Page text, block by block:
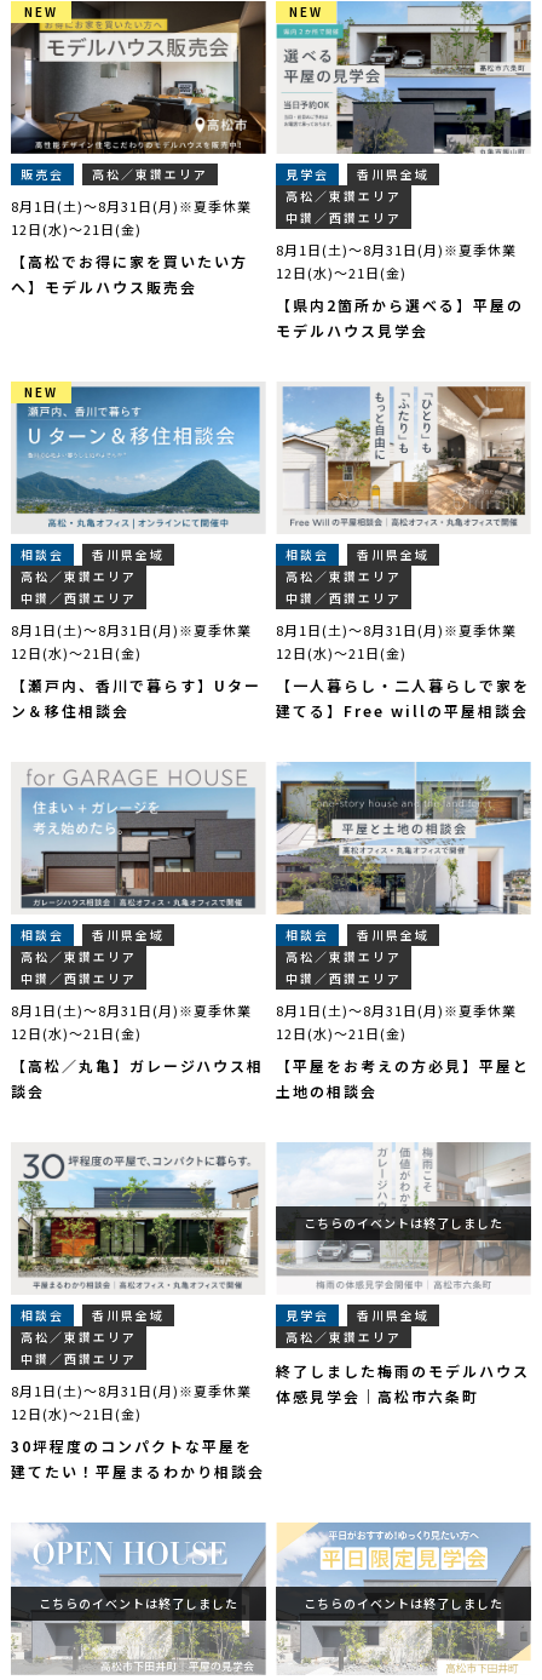
NEW
NEW
販売会 高松／東讃エリア
8月1日(土)～8月31日(月)※夏季休業
12日(水)～21日(金)
【高松でお得に家を買いたい方
へ】モデルハウス販売会
NEW
NEW
見学会
香川県全域
高松／東讃エリア
中讃／西讃エリア
8月1日(土)～8月31日(月)※夏季休業
12日(水)～21日(金)
【県内2箇所から選べる】平屋の
モデルハウス見学会
NEW
NEW
相談会
香川県全域
高松／東讃エリア
中讃／西讃エリア
8月1日(土)～8月31日(月)※夏季休業
12日(水)～21日(金)
【瀬戸内、香川で暮らす】Uター
ン＆移住相談会
相談会
香川県全域
高松／東讃エリア
中讃／西讃エリア
8月1日(土)～8月31日(月)※夏季休業
12日(水)～21日(金)
【一人暮らし・二人暮らしで家を
建てる】Free willの平屋相談会
相談会
香川県全域
高松／東讃エリア
中讃／西讃エリア
8月1日(土)～8月31日(月)※夏季休業
12日(水)～21日(金)
【高松／丸亀】ガレージハウス相
談会
相談会
香川県全域
高松／東讃エリア
中讃／西讃エリア
8月1日(土)～8月31日(月)※夏季休業
12日(水)～21日(金)
【平屋をお考えの方必見】平屋と
土地の相談会
相談会
香川県全域
高松／東讃エリア
中讃／西讃エリア
8月1日(土)～8月31日(月)※夏季休業
12日(水)～21日(金)
30坪程度のコンパクトな平屋を
建てたい！平屋まるわかり相談会
こちらのイベントは終了しました
見学会
香川県全域
高松／東讃エリア
終了しました梅雨のモデルハウス
体感見学会｜高松市六条町
こちらのイベントは終了しました こちらのイベントは終了しました